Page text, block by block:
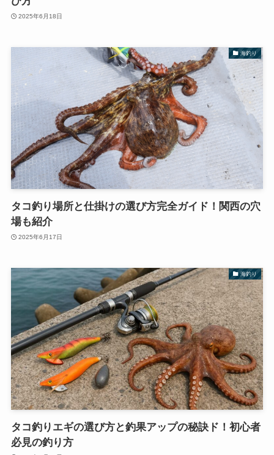
2025年6月18日
海釣り
タコ釣り場所と仕掛けの選び方完全ガイド！関西の穴
場も紹介
2025年6月17日
海釣り
タコ釣りエギの選び方と釣果アップの秘訣ド！初心者
必見の釣り方